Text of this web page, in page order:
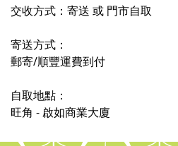
交收方式：寄送 或 門市自取
寄送方式：
郵寄/順豐運費到付
自取地點：
旺角 - 啟如商業大廈